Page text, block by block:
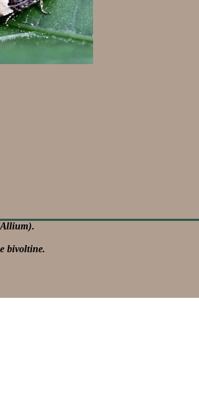
bivoltine.